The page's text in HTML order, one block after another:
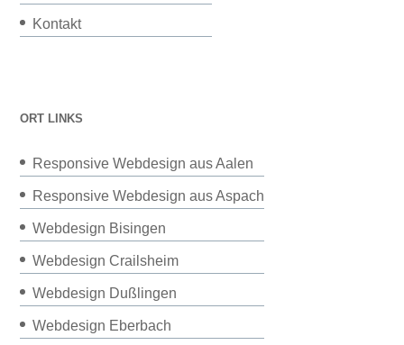
Kontakt
ORT LINKS
Responsive Webdesign aus Aalen
Responsive Webdesign aus Aspach
Webdesign Bisingen
Webdesign Crailsheim
Webdesign Dußlingen
Webdesign Eberbach